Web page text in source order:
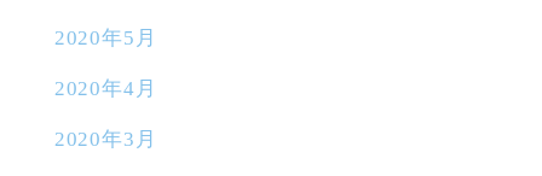
2020年5月
2020年4月
2020年3月